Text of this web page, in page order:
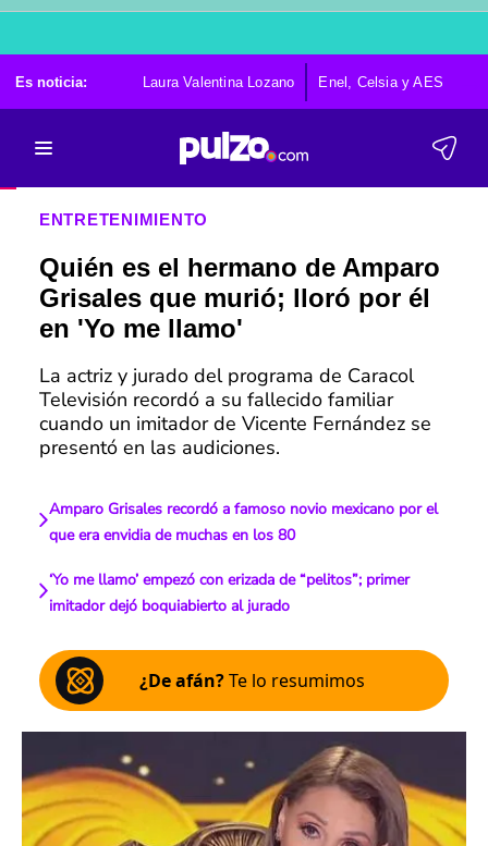
Es noticia: Laura Valentina Lozano Enel, Celsia y AES
ENTRETENIMIENTO
Quién es el hermano de Amparo
Grisales que murió; lloró por él
en 'Yo me llamo'
La actriz y jurado del programa de Caracol
Televisión recordó a su fallecido familiar
cuando un imitador de Vicente Fernández se
presentó en las audiciones.
Amparo Grisales recordó a famoso novio mexicano por el
que era envidia de muchas en los 80
‘Yo me llamo’ empezó con erizada de “pelitos”; primer
imitador dejó boquiabierto al jurado
¿De afán?Te lo resumimos